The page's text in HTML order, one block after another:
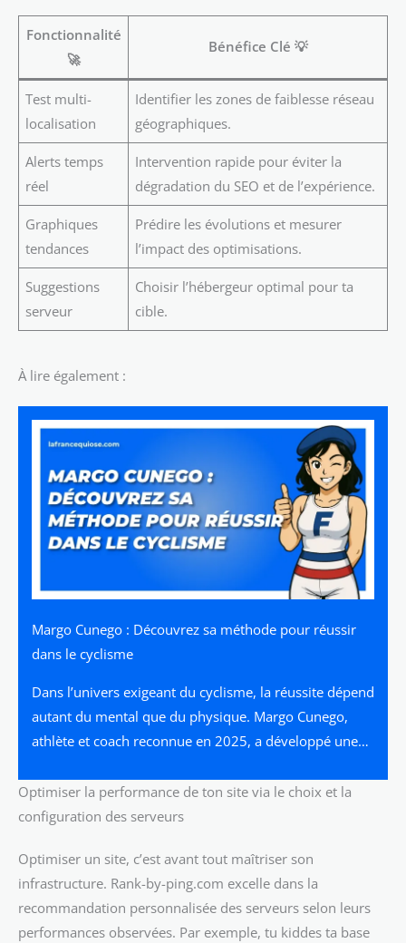
Fonctionnalité
🚀
Bénéfice Clé 💡
Test multi-
localisation
Identifier les zones de faiblesse réseau
géographiques.
Alerts temps
réel
Intervention rapide pour éviter la
dégradation du SEO et de l’expérience.
Graphiques
tendances
Prédire les évolutions et mesurer
l’impact des optimisations.
Suggestions
serveur
Choisir l’hébergeur optimal pour ta
cible.
À lire également :
Margo Cunego : Découvrez sa méthode pour réussir
dans le cyclisme
Dans l’univers exigeant du cyclisme, la réussite dépend
autant du mental que du physique. Margo Cunego,
athlète et coach reconnue en 2025, a développé une…
Optimiser la performance de ton site via le choix et la
configuration des serveurs
Optimiser un site, c’est avant tout maîtriser son
infrastructure. Rank-by-ping.com excelle dans la
recommandation personnalisée des serveurs selon leurs
performances observées. Par exemple, tu kiddes ta base